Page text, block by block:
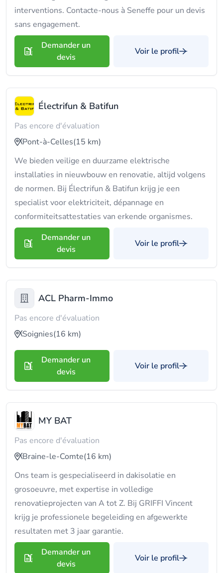
interventions. Contacte-nous à Seneffe pour un devis
sans engagement.
Demander un
devis
Voir le profil
Électrifun & Batifun
Pas encore d'évaluation
Pont-à-Celles(15 km)
We bieden veilige en duurzame elektrische
installaties in nieuwbouw en renovatie, altijd volgens
de normen. Bij Électrifun & Batifun krijg je een
specialist voor elektriciteit, dépannage en
conformiteitsattestaties van erkende organismes.
Demander un
devis
Voir le profil
ACL Pharm-Immo
Pas encore d'évaluation
Soignies(16 km)
Demander un
devis
Voir le profil
MY BAT
Pas encore d'évaluation
Braine-le-Comte(16 km)
Ons team is gespecialiseerd in dakisolatie en
grosoeuvre, met expertise in volledige
renovatieprojecten van A tot Z. Bij GRIFFI Vincent
krijg je professionele begeleiding en afgewerkte
resultaten met 3 jaar garantie.
Demander un
devis
Voir le profil